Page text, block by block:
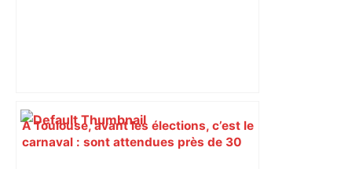
À Toulouse, avant les élections, c’est le
carnaval : sont attendues près de 30